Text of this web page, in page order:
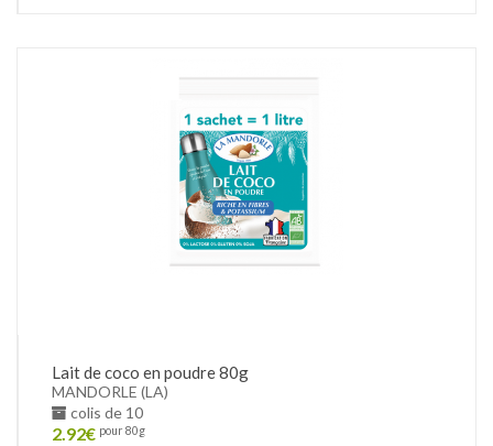
Lait de coco en poudre 80g
MANDORLE (LA)
colis de 10
2.92€ pour 80g